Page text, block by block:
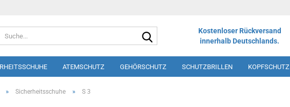
Kostenloser Rückversand
innerhalb Deutschlands.
ATEMSCHUTZ GEHÖRSCHUTZ SCHUTZBRILLEN KOPFSCHUTZ
SHORTS SCHÜRZEN
» Sicherheitsschuhe » S 3